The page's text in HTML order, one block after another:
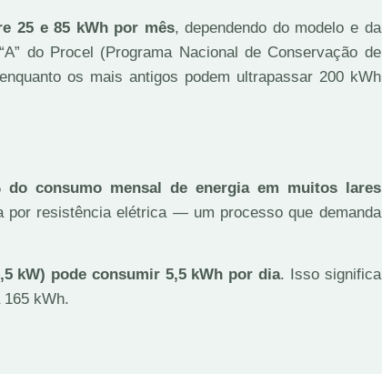
25 e 85 kWh por mês, dependendo do modelo e da
do Procel (Programa Nacional de Conservação de
os mais antigos podem ultrapassar 200 kWh
do consumo mensal de energia em muitos lares
por resistência elétrica — um processo que demanda
kW) pode consumir 5,5 kWh por dia. Isso significa
kWh.